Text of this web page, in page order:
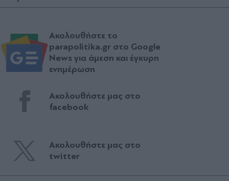
Ακολουθήστε το
parapolitika.gr στο Google
News για άμεση και έγκυρη
ενημέρωση
Ακολουθήστε μας στο
facebook
Ακολουθήστε μας στο
twitter